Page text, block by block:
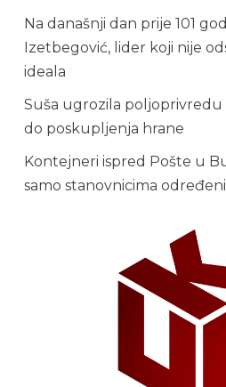
Na današnji dan prije 101
Izetbegović, lider koji nije
ideala
Suša ugrozila poljoprivredu
do poskupljenja hrane
Kontejneri ispred Pošte u
samo stanovnicima